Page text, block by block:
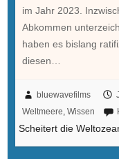
im Jahr 2023.
Abkommen
haben es bislang
diesen…
bluewavefilms
Weltmeere Wissen
Scheitert die